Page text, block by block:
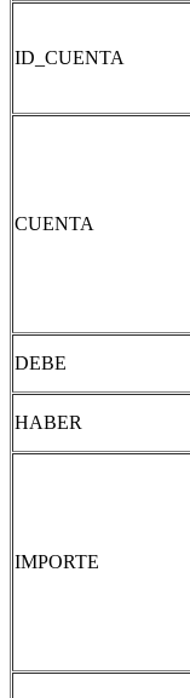
ID_CUENTA
CUENTA
DEBE
HABER
IMPORTE